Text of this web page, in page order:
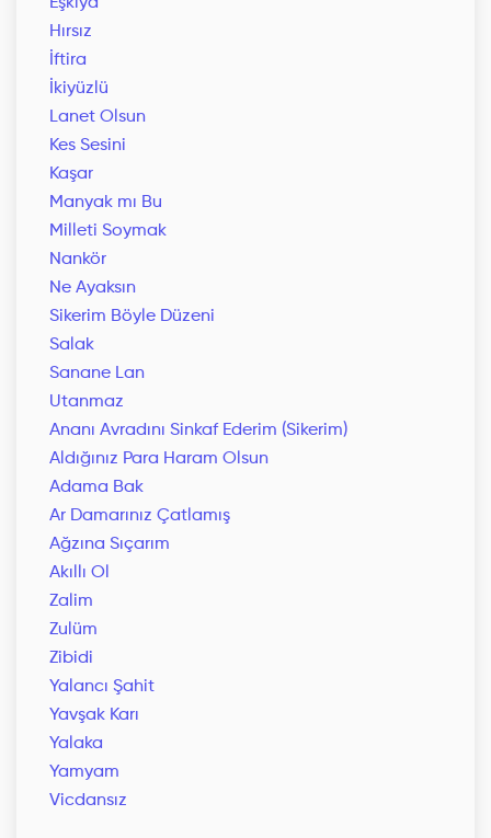
Hırsız
İftira
İkiyüzlü
Lanet Olsun
Kes Sesini
Kaşar
Manyak mı Bu
Milleti Soymak
Nankör
Ne Ayaksın
Sikerim Böyle Düzeni
Salak
Sanane Lan
Utanmaz
Ananı Avradını Sinkaf Ederim (Sikerim)
Aldığınız Para Haram Olsun
Adama Bak
Ar Damarınız Çatlamış
Ağzına Sıçarım
Akıllı Ol
Zalim
Zulüm
Zibidi
Yalancı Şahit
Yavşak Karı
Yalaka
Yamyam
Vicdansız